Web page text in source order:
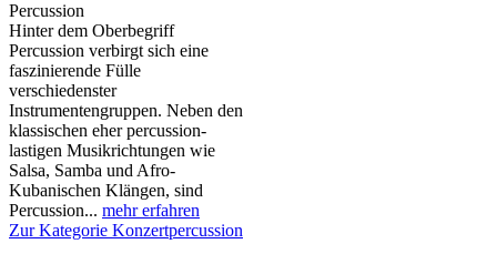
Percussion
Hinter dem Oberbegriff
Percussion verbirgt sich eine
faszinierende Fülle
verschiedenster
Instrumentengruppen. Neben den
klassischen eher percussion-
lastigen Musikrichtungen wie
Salsa, Samba und Afro-
Kubanischen Klängen, sind
Percussion... mehr erfahren
Zur Kategorie Konzertpercussion